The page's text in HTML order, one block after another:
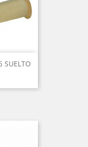
SUELTO